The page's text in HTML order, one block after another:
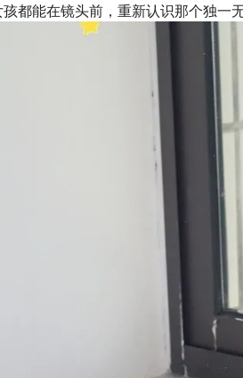
都能在镜头前，重新认识那个独一无